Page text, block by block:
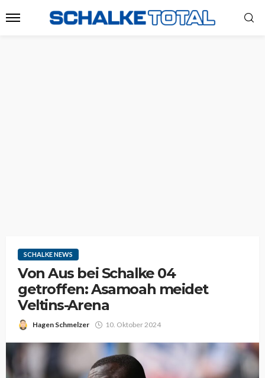
SCHALKE NEWS
Von Aus bei Schalke 04
getroffen: Asamoah meidet
Veltins-Arena
Hagen Schmelzer 10. Oktober 2024